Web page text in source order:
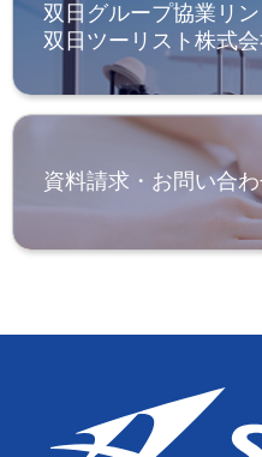
双日グループ協業リン
双日ツーリスト株式
資料請求・お問い合